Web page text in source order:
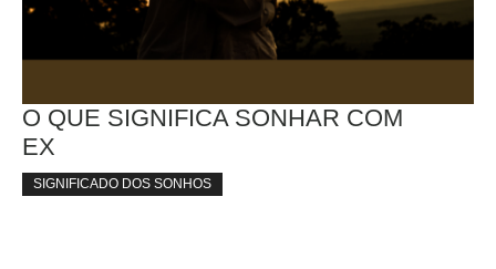
O QUE SIGNIFICA SONHAR COM
EX
SIGNIFICADO DOS SONHOS